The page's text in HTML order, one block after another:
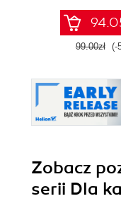
99.00zł (-
Zobacz
serii Dla